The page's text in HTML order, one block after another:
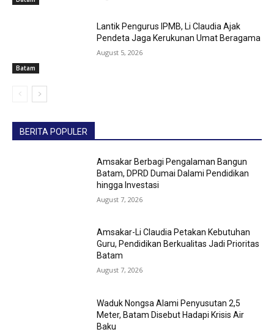
Batam
Lantik Pengurus IPMB, Li Claudia Ajak
Pendeta Jaga Kerukunan Umat Beragama
August 5, 2026
BERITA POPULER
Amsakar Berbagi Pengalaman Bangun
Batam, DPRD Dumai Dalami Pendidikan
hingga Investasi
August 7, 2026
Amsakar-Li Claudia Petakan Kebutuhan
Guru, Pendidikan Berkualitas Jadi Prioritas
Batam
August 7, 2026
Waduk Nongsa Alami Penyusutan 2,5
Meter, Batam Disebut Hadapi Krisis Air
Baku